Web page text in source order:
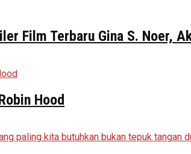
Film Terbaru Gina S. Noer,
Hood